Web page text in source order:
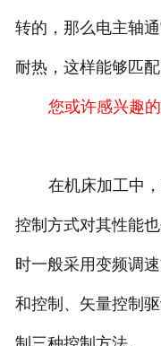
转的，那么电主轴
耐热，这样能够匹
您或许感兴趣的
在机床加工中
控制方式对其性能
时一般采用变频调
和控制、矢量控制